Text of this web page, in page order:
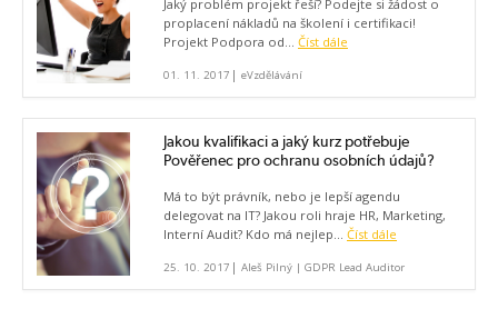
Jaký problém projekt řeší? Podejte si žádost o
proplacení nákladů na školení i certifikaci!
Projekt Podpora od... Číst dále
01. 11. 2017 | eVzdělávání
Jakou kvalifikaci a jaký kurz potřebuje
Pověřenec pro ochranu osobních údajů?
Má to být právník, nebo je lepší agendu
delegovat na IT? Jakou roli hraje HR, Marketing,
Interní Audit? Kdo má nejlep... Číst dále
25. 10. 2017 | Aleš Pilný | GDPR Lead Auditor